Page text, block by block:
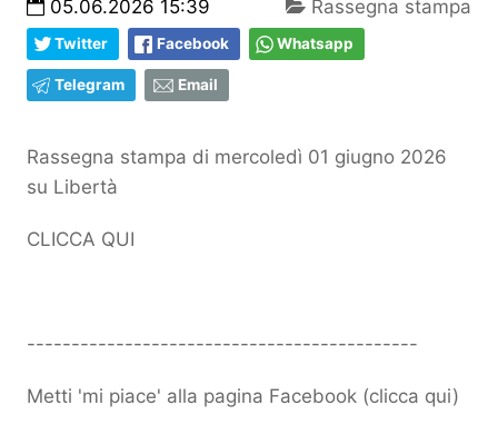
05.06.2026 15:39 Rassegna stampa
Twitter Facebook Whatsapp
Telegram Email
Rassegna stampa di mercoledì 01 giugno 2026
su Libertà
CLICCA QUI
--------------------------------------------
Metti 'mi piace' alla pagina Facebook (clicca qui)